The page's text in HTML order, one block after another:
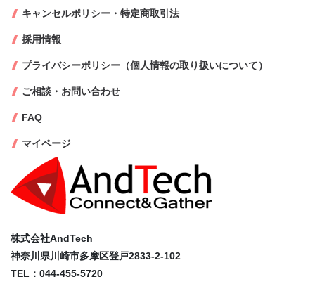
株式会社AndTech
神奈川県川崎市多摩区登戸2833-2-102
TEL：044-455-5720
キャンセルポリシー・特定商取引法
採用情報
プライバシーポリシー（個人情報の取り扱いについて）
ご相談・お問い合わせ
FAQ
マイページ